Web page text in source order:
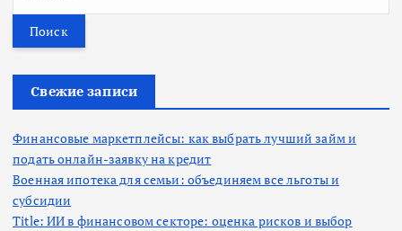
т
Свежие записи
Финансовые маркетплейсы: как выбрать лучший займ и
подать онлайн-заявку на кредит
Военная ипотека для семьи: объединяем все льготы и
субсидии
Title: ИИ в финансовом секторе: оценка рисков и выбор